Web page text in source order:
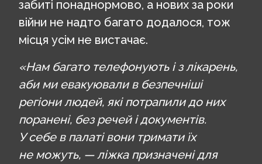
забиті понаднормово, а нових за роки
війни не надто багато додалося, тож
місця усім не вистачає.
«Нам багато телефонують і з лікарень,
аби ми евакуювали в безпечніші
регіони людей, які потрапили до них
поранені, без речей і документів.
У себе в палаті вони тримати їх
не можуть, — ліжка призначені для